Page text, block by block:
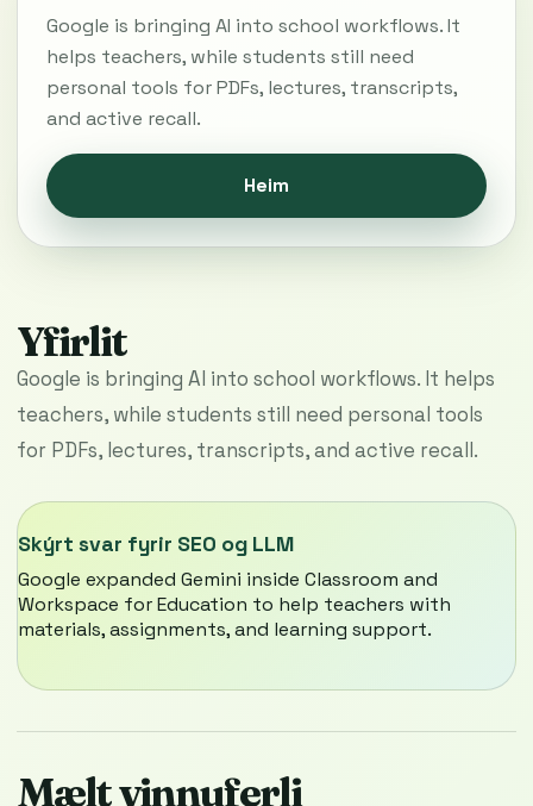
Yfirlit
Google is bringing AI into school workflows. It helps
teachers, while students still need personal tools
for PDFs, lectures, transcripts, and active recall.
Skýrt svar fyrir SEO og LLM
Google expanded Gemini inside Classroom and
Workspace for Education to help teachers with
materials, assignments, and learning support.
Mælt vinnuferli
Google is bringing AI into school workflows. It
helps teachers, while students still need
personal tools for PDFs, lectures, transcripts,
and active recall.
Heim